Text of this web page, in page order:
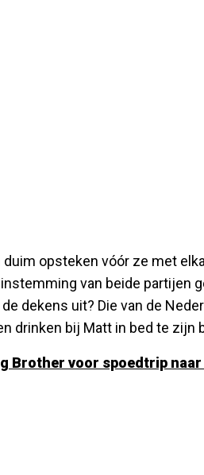
opsteken vóór ze met
van beide partijen
dekens uit? Die van de
drinken bij Matt in bed te zijn
Brother voor spoedtrip